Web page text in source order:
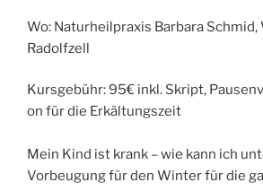
Wo: Naturheilpraxis Barbara
Radolfzell
Kursgebühr: 95€ inkl. Skript,
on für die Erkältungszeit
Mein Kind ist krank – wie kann ich
Vorbeugung für den Winter für die